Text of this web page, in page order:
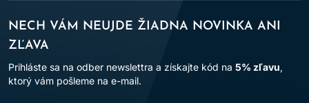
NECH VÁM NEUJDE ŽIADNA NOVINKA ANI
ZĽAVA
Prihláste sa na odber newslettra a získajte kód na 5% zľavu,
ktorý vám pošleme na e-mail.